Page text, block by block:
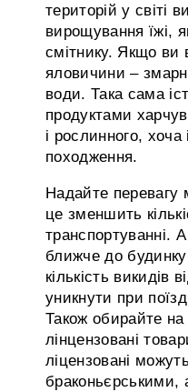
територій у світі
вирощування їжі,
смітнику. Якщо ви
яловичини –
води. Така сама
продуктами
і рослинного, хоча
походження.
Надайте перевагу
це зменшить
транспортуванні.
ближче до
кількість викидів
уникнути при
Також обирайте
лінцензовані
ліцензовані
браконьєрськими,